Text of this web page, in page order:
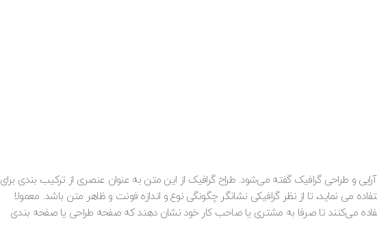
و طراحی گرافیک گفته می‌شود. طراح گرافیک از این متن به عنوان عنصری از ترکیب بندی برای
نماید، تا از نظر گرافیکی نشانگر چگونگی نوع و اندازه فونت و ظاهر متن باشد. معمولا
می‌کنند تا صرفا به مشتری یا صاحب کار خود نشان دهند که صفحه طراحی یا صفحه بندی